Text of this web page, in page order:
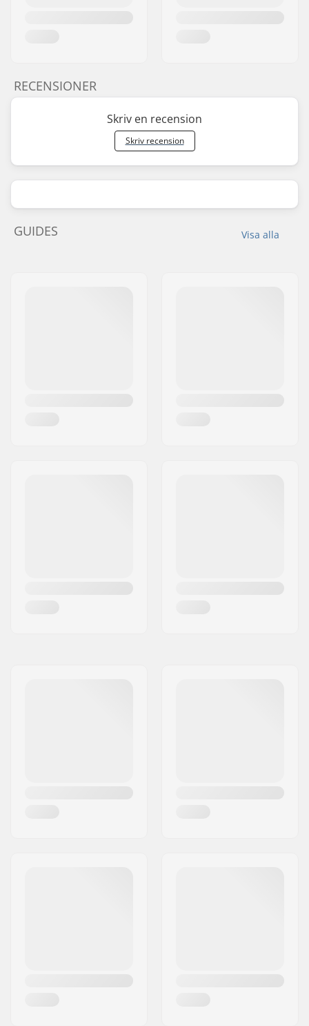
RECENSIONER
Skriv en recension
Skriv recension
Visa alla
GUIDES